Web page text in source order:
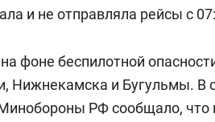
и не отправляла рейсы с
фоне беспилотной
Нижнекамска и Бугульмы. В
РФ сообщало, что